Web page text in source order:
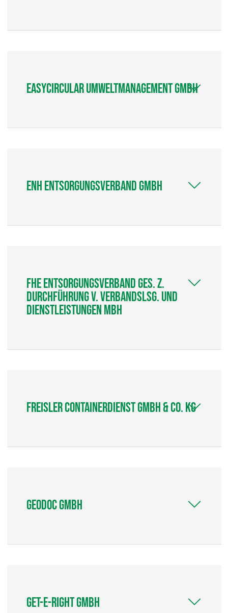
easycircular Umweltmanagement GmbH
ENH Entsorgungsverband GmbH
FHE Entsorgungsverband Ges. z.
Durchführung v. Verbandslsg. und
Dienstleistungen mbH
Freisler Containerdienst GmbH & Co. KG
GEODOC GmbH
get-e-right GmbH